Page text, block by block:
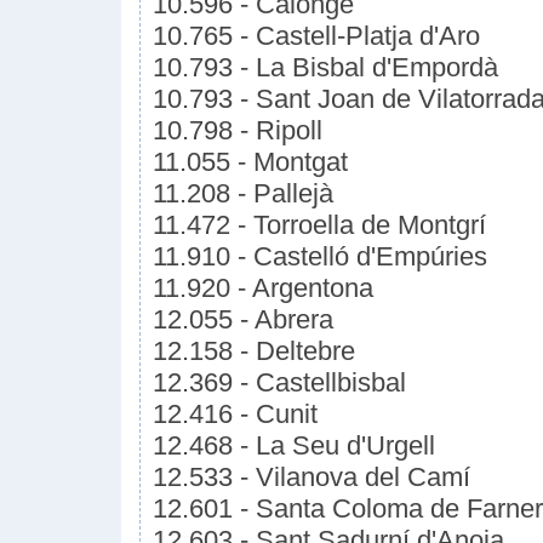
10.765 - Castell-Platja d'Aro
10.793 - La Bisbal d'Empordà
10.793 - Sant Joan de
10.798 - Ripoll
11.055 - Montgat
11.208 - Pallejà
11.472 - Torroella de Montgrí
11.910 - Castelló d'Empúries
11.920 - Argentona
12.055 - Abrera
12.158 - Deltebre
12.369 - Castellbisbal
12.416 - Cunit
12.468 - La Seu d'Urgell
12.533 - Vilanova del Camí
12.601 - Santa Coloma de